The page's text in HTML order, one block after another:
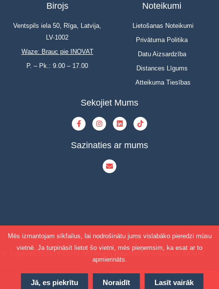
Pievienot grozam Pasūtīt Tagad
Birojs
Ventspils iela 50, Rīga, Latvija,
LV-1002
Waze: Brauc pie INOVAT
P. – Pk.: 9.00 – 17.00
Noteikumi
Lietošanas Noteikumi
Privātuma Politika
Datu Aizsardzība
Distances Līgums
Atteikuma Tiesības
Sekojiet Mums
Sazinaties ar mums
© Copyright 2023 | INOVAT | All Rights Reserved | Powered by INOVAT
Mēs izmantojam sīkfailus, lai nodrošinātu jums vislabāko pieredzi mūsu
vietnē. Ja turpināsit lietot šo vietni, mēs pieņemsim, ka esat ar to
apmierināts.
Jā, es piekrītu Noraidīt Lasīt vairāk